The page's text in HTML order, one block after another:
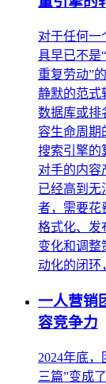
对于任何一
具早已不是
重复劳动”
静默的范
数据库或排
容生命周期
搜索引擎的
对手的内容
已经高到无
者，需要花
格式化、发
变化和调整
动化的闭环
一人营销
容竞争力
2024年底
三篇”变成